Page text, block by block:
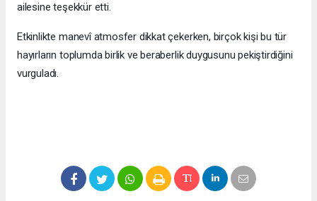
ailesine teşekkür etti.
Etkinlikte manevî atmosfer dikkat çekerken, birçok kişi bu tür
hayırların toplumda birlik ve beraberlik duygusunu pekiştirdiğini
vurguladı.